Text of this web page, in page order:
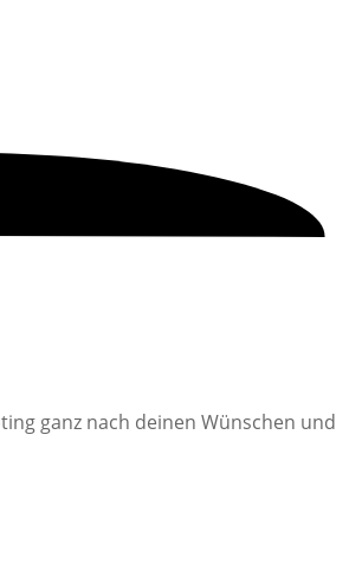
ganz nach deinen Wünschen und